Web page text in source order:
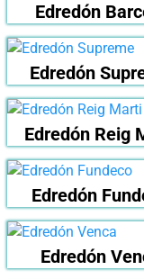
Edredón
Edredón
Edredón Reig
Edredón
Edredón